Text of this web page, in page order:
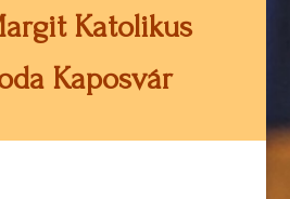
Katolikus
Kaposvár